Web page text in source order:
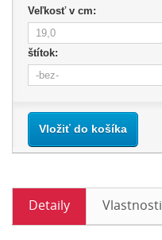
Veľkosť v cm:
štítok:
Vložiť do košíka
Detaily Vlastnosti